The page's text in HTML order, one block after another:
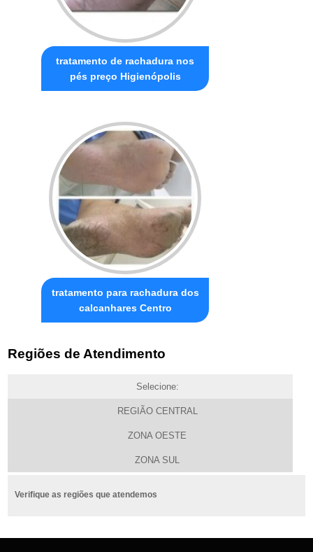
tratamento de rachadura nos
pés preço Higienópolis
tratamento para rachadura dos
calcanhares Centro
Regiões de Atendimento
Selecione:
REGIÃO CENTRAL
ZONA OESTE
ZONA SUL
Verifique as regiões que atendemos